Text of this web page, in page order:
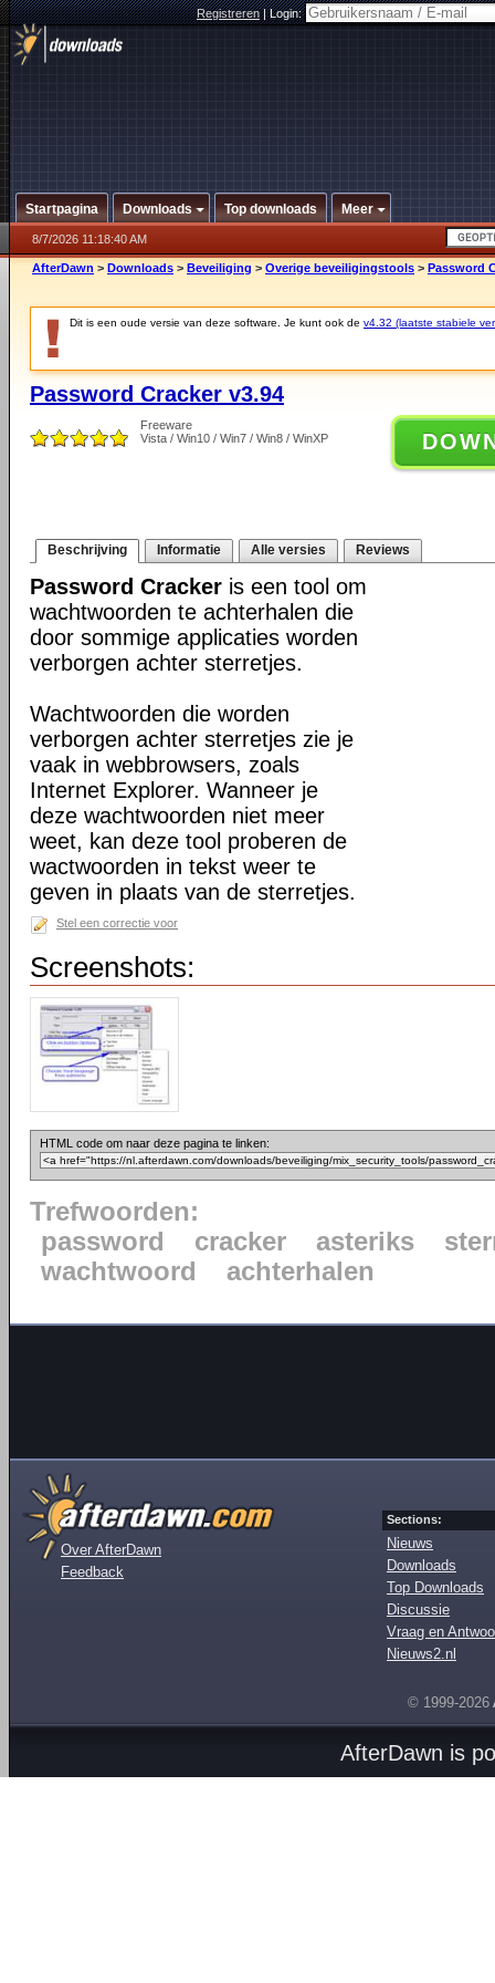
Registreren|Login:
Startpagina Downloads Top downloads Meer
8/7/2026 11:18:40 AM
AfterDawn > Downloads > Beveiliging > Overige beveiligingstools > Password
Dit is een oude versie van deze software. Je kunt ook de v4.32 (laatste stabiele
Password Cracker v3.94
Freeware
Vista / Win10 / Win7 / Win8 / WinXP
Beschrijving Informatie Alle versies Reviews
Password Cracker is een tool om
wachtwoorden te achterhalen die
door sommige applicaties worden
verborgen achter sterretjes.
Wachtwoorden die worden
verborgen achter sterretjes zie je
vaak in webbrowsers, zoals
Internet Explorer. Wanneer je
deze wachtwoorden niet meer
weet, kan deze tool proberen de
wactwoorden in tekst weer te
geven in plaats van de sterretjes.
Stel een correctie voor
Screenshots:
HTML code om naar deze pagina te linken:
Trefwoorden:
password
cracker asteriks
wachtwoord
achterhalen
Over AfterDawn
Feedback
Sections:
Nieuws
Downloads
Top Downloads
Discussie
Vraag en
Nieuws2.nl
© 1999-2026
AfterDawn is